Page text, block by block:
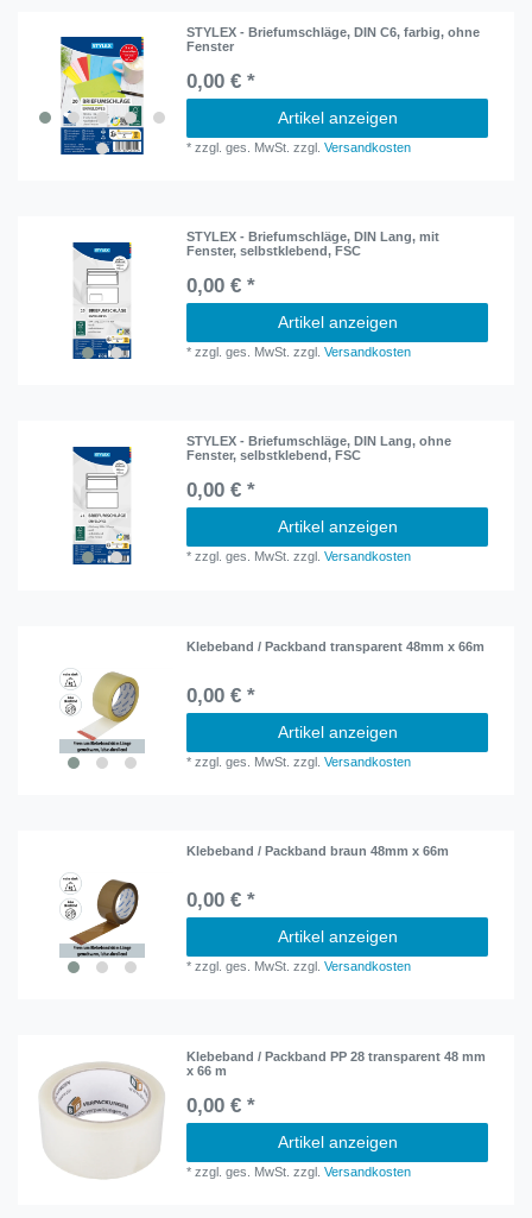
STYLEX - Briefumschläge, DIN C6, farbig, ohne
Fenster
0,00 € *
Artikel anzeigen
*zzgl. ges. MwSt. zzgl.Versandkosten
STYLEX - Briefumschläge, DIN Lang, mit
Fenster, selbstklebend, FSC
0,00 € *
Artikel anzeigen
*zzgl. ges. MwSt. zzgl.Versandkosten
STYLEX - Briefumschläge, DIN Lang, ohne
Fenster, selbstklebend, FSC
0,00 € *
Artikel anzeigen
*zzgl. ges. MwSt. zzgl.Versandkosten
Klebeband / Packband transparent 48mm x 66m
0,00 € *
Artikel anzeigen
*zzgl. ges. MwSt. zzgl.Versandkosten
Klebeband / Packband braun 48mm x 66m
0,00 € *
Artikel anzeigen
*zzgl. ges. MwSt. zzgl.Versandkosten
Klebeband / Packband PP 28 transparent 48 mm
x 66 m
0,00 € *
Artikel anzeigen
*zzgl. ges. MwSt. zzgl.Versandkosten